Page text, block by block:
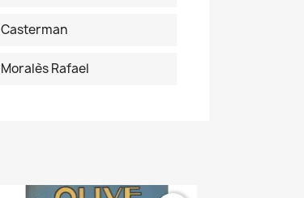
Casterman
Moralès Rafael